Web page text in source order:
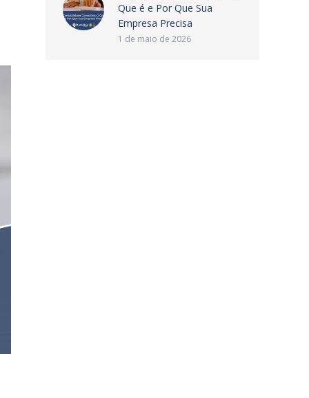
Que é e Por Que Sua
Empresa Precisa
1 de maio de 2026